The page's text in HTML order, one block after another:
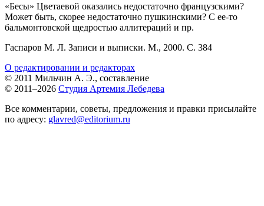
«Бесы» Цветаевой оказались недостаточно французскими?
Может быть, скорее недостаточно пушкинскими? С ее-то
бальмонтовской щедростью аллитераций и пр.
Гаспаров М. Л. Записи и выписки. М., 2000. С. 384
О редактировании и редакторах
© 2011 Мильчин А. Э., составление
© 2011–2026 Студия Артемия Лебедева
Все комментарии, советы, предложения и правки присылайте
по адресу: glavred@editorium.ru